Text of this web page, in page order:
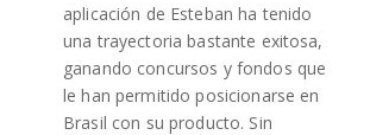
aplicación de Esteban ha tenido
una trayectoria bastante exitosa,
ganando concursos y fondos que
le han permitido posicionarse en
Brasil con su producto. Sin